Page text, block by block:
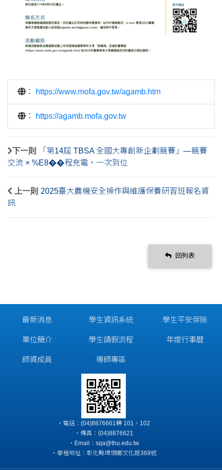
： https://www.mofa.gov.tw/agamb.htm
： https://agamb.mofa.gov.tw
下一則
「第14屆 TBSA 全國大專創新企劃競賽」—競賽
交流 × %E8��程充電，一次到位
上一則 2025臺大農機安全操作與維護保養研習班報名資
訊
回列表
最新消息
單位簡介
師資成員
學生資訊系統
學生請假流程
導師專區
學生平安保險
年度行事曆
‧電話：(04)8876661轉 101，102
‧傳真：(04)8876621
‧Email：sqa@thu.edu.tw
‧學程地址：彰化縣埤頭鄉文化路369號